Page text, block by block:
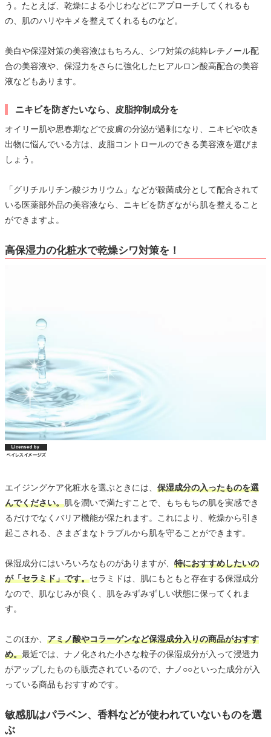
う。たとえば、乾燥による小じわなどにアプローチしてくれるも
の、肌のハリやキメを整えてくれるものなど。
美白や保湿対策の美容液はもちろん、シワ対策の純粋レチノール配
合の美容液や、保湿力をさらに強化したヒアルロン酸高配合の美容
液などもあります。
ニキビを防ぎたいなら、皮脂抑制成分を
オイリー肌や思春期などで皮膚の分泌が過剰になり、ニキビや吹き
出物に悩んでいる方は、皮脂コントロールのできる美容液を選びま
しょう。
「グリチルリチン酸ジカリウム」などが殺菌成分として配合されて
いる医薬部外品の美容液なら、ニキビを防ぎながら肌を整えること
ができますよ。
高保湿力の化粧水で乾燥シワ対策を！
エイジングケア化粧水を選ぶときには、 保湿成分の入ったものを選
んでください。肌を潤いで満たすことで、もちもちの肌を実感でき
るだけでなくバリア機能が保たれます。これにより、乾燥から引き
起こされる、さまざまなトラブルから肌を守ることができます。
保湿成分にはいろいろなものがありますが、 特におすすめしたいの
が「セラミド」です。セラミドは、肌にもともと存在する保湿成分
なので、肌なじみが良く、肌をみずみずしい状態に保ってくれま
す。
このほか、 アミノ酸やコラーゲンなど保湿成分入りの商品がおすす
め。最近では、ナノ化された小さな粒子の保湿成分が入って浸透力
がアップしたものも販売されているので、ナノ○○といった成分が入
っている商品もおすすめです。
敏感肌はパラベン、香料などが使われていないものを選
ぶ